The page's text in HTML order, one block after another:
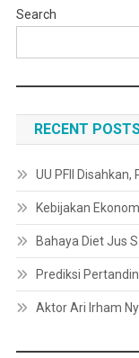
Search
RECENT
UU PFII
Kebijakan
Bahaya Diet Jus
Prediksi
Aktor Ari Irham